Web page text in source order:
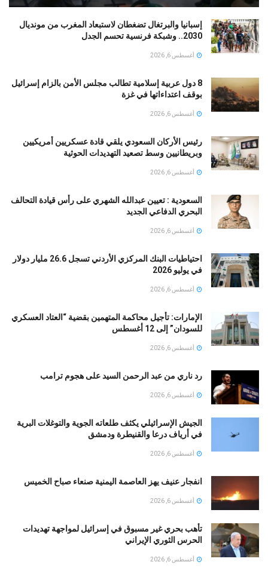
إسبانيا والبرتغال تضغطان لاستبعاد المغرب من مونديال
2030.. وشبكة فرنسية تحسم الجدل
أغسطس 6, 2026
8 دول عربية إسلامية تطالب مجلس الأمن بالزام إسرائيل
بوقف اعتداءاتها في غزة
أغسطس 6, 2026
رئيس الأركان السعودي يلقي قادة عسكريين أمريكيين
وبريطانيين وسط تصعيد التهديدات الحوثية
أغسطس 6, 2026
السعودية : تعيين عبدالله الشهري على رأس قيادة التحالف
البحري الدفاعي الجديد
أغسطس 6, 2026
احتياطيات البنك المركزي الأردني تسجل 26.6 مليار دولار
في يوليو 2026
أغسطس 6, 2026
الإمارات: تأجيل محاكمة المتهمين بقضية “العتاد العسكري
للسودان” إلى 12 أغسطس
أغسطس 6, 2026
رد ناري من عبد الرحمن السيد على هجوم ترامب
أغسطس 6, 2026
الجيش الإسرائيلي يكثف طلعاته الجوية والتوغلات البرية
في أرياف درعا والقنيطرة ودمشق
أغسطس 6, 2026
انفجار عنيف يهز العاصمة اليمنية صنعاء صباح الخميس
أغسطس 6, 2026
تأهب بحري غير مسبوق في إسرائيل لمواجهة تهديدات
الحرس الثوري الإيراني
أغسطس 6, 2026